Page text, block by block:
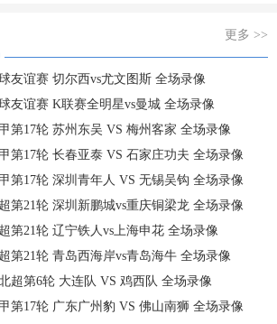
更多 >>
友谊赛 切尔西vs尤文图斯 全场录像
友谊赛 K联赛全明星vs曼城 全场录像
第17轮 苏州东吴 VS 梅州客家 全场录像
第17轮 长春亚泰 VS 石家庄功夫 全场录像
第17轮 深圳青年人 VS 无锡吴钩 全场录像
第21轮 深圳新鹏城vs重庆铜梁龙 全场录像
第21轮 辽宁铁人vs上海申花 全场录像
第21轮 青岛西海岸vs青岛海牛 全场录像
超第6轮 大连队 VS 鸡西队 全场录像
第17轮 广东广州豹 VS 佛山南狮 全场录像